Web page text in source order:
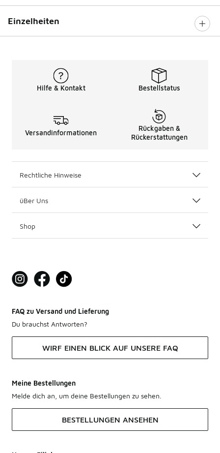
Einzelheiten
Hilfe & Kontakt Bestellstatus
Versandinformationen
Rückgaben &
Rückerstattungen
Rechtliche Hinweise
üBer Uns
Shop
FAQ zu Versand und Lieferung
Du brauchst Antworten?
WIRF EINEN BLICK AUF UNSERE FAQ
Meine Bestellungen
Melde dich an, um deine Bestellungen zu sehen.
BESTELLUNGEN ANSEHEN